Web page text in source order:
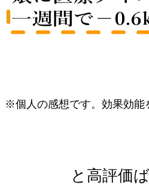
※個人の感想です。効果効能
と高評価